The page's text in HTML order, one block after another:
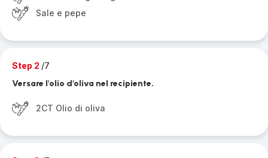
Sale e pepe
Step 2 /7
Versare l'olio d'oliva nel recipiente.
2CT Olio di oliva